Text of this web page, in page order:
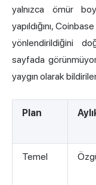
yalnızca ömür
yapıldığını,
yönlendirildiğini
sayfada
yaygın olarak
Plan
Temel